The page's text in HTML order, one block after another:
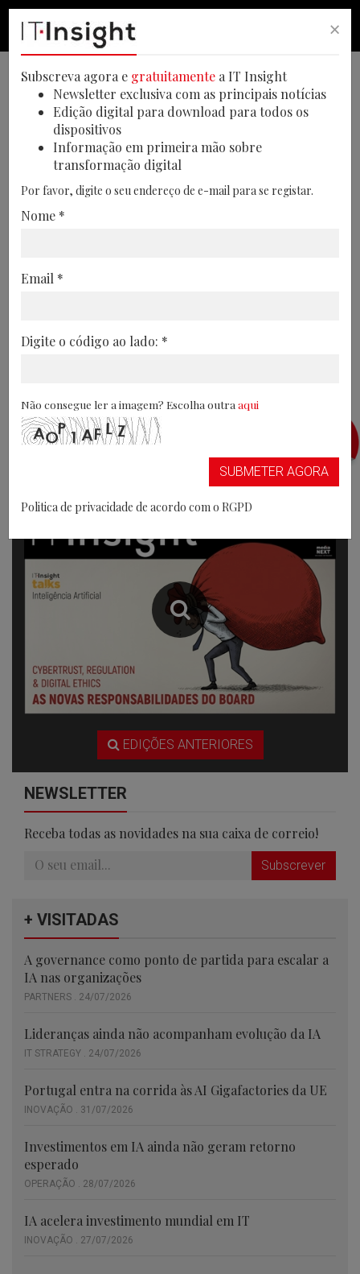
VIDEOS ITINSIGHT
Face2Face | Cláudio Pimentel,
Cofidis Portugal
REVISTA DIGITAL
EDIÇÕES ANTERIORES
NEWSLETTER
Receba todas as novidades na sua caixa de correio!
Subscrever
+ VISITADAS
A governance como ponto de partida para escalar a
IA nas organizações
PARTNERS . 24/07/2026
Lideranças ainda não acompanham evolução da IA
IT STRATEGY . 24/07/2026
Portugal entra na corrida às AI Gigafactories da UE
INOVAÇÃO . 31/07/2026
Investimentos em IA ainda não geram retorno
esperado
OPERAÇÃO . 28/07/2026
IA acelera investimento mundial em IT
INOVAÇÃO . 27/07/2026
×
Subscreva agora e gratuitamente a IT Insight
Newsletter exclusiva com as principais notícias
Edição digital para download para todos os
dispositivos
Informação em primeira mão sobre
transformação digital
Por favor, digite o seu endereço de e-mail para se registar.
Nome *
Email *
Digite o código ao lado: *
Não consegue ler a imagem? Escolha outra aqui
SUBMETER AGORA
Politica de privacidade de acordo com o RGPD